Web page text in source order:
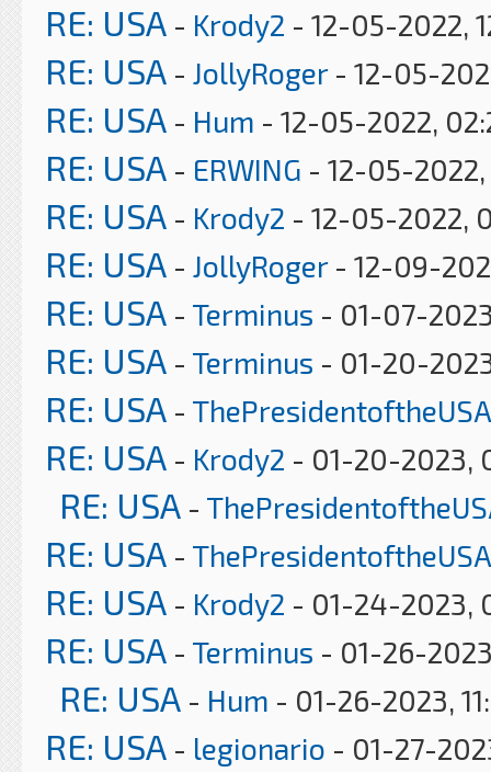
RE: USA - Krody2 - 12-05-2022,
RE: USA - JollyRoger- 12-05-
RE: USA - Hum - 12-05-2022,
RE: USA - ERWING - 12-05-
RE: USA - Krody2 - 12-05-2022,
RE: USA - JollyRoger- 12-09-
RE: USA - Terminus - 01-07-
RE: USA - Terminus - 01-20-
RE: USA - ThePresidentoftheUSA
RE: USA - Krody2 - 01-20-2023,
RE: USA -
RE: USA - ThePresidentoftheUSA
RE: USA - Krody2 - 01-24-2023,
RE: USA - Terminus - 01-26-
RE: USA - Hum - 01-26-2023,
RE: USA - legionario - 01-27-